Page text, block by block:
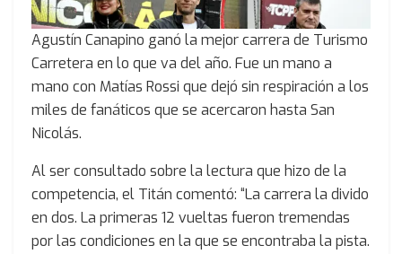
Agustín Canapino ganó la mejor carrera de Turismo
Carretera en lo que va del año. Fue un mano a
mano con Matías Rossi que dejó sin respiración a los
miles de fanáticos que se acercaron hasta San
Nicolás.
Al ser consultado sobre la lectura que hizo de la
competencia, el Titán comentó: “La carrera la divido
en dos. La primeras 12 vueltas fueron tremendas
por las condiciones en la que se encontraba la pista.